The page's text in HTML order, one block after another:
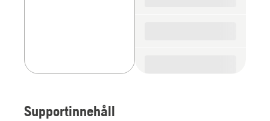
Supportinnehåll